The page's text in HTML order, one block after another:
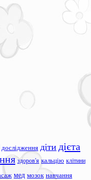
дослідження діти дієта
здоров'я кальцію клітини
мед мозок навчання